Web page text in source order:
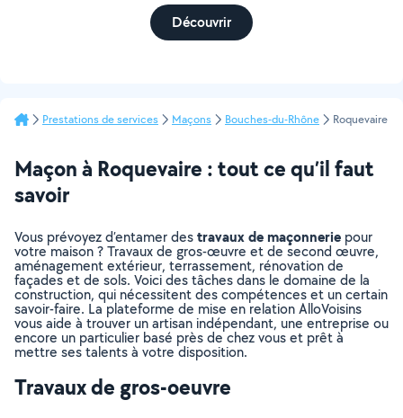
Découvrir
Prestations de services Maçons Bouches-du-Rhône Roquevaire
Maçon à Roquevaire : tout ce qu’il faut
savoir
Vous prévoyez d’entamer destravaux de maçonnerie pour
votre maison ? Travaux de gros-œuvre et de second œuvre,
aménagement extérieur, terrassement, rénovation de
façades et de sols. Voici des tâches dans le domaine de la
construction, qui nécessitent des compétences et un certain
savoir-faire. La plateforme de mise en relation AlloVoisins
vous aide à trouver un artisan indépendant, une entreprise ou
encore un particulier basé près de chez vous et prêt à
mettre ses talents à votre disposition.
Travaux de gros-oeuvre